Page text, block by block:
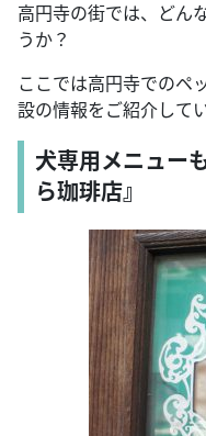
高円寺の街では、どん
うか？
ここでは高円寺でのペ
設の情報をご紹介して
犬専用メニュー
ら珈琲店』